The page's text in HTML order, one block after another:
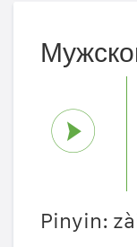
Pinyin: